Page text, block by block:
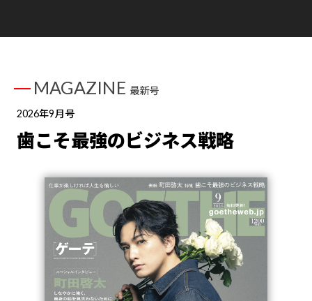
MAGAZINE 最新号
2026年9月号
歯こそ最強のビジネス戦略